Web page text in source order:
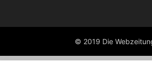
© 2019 Die